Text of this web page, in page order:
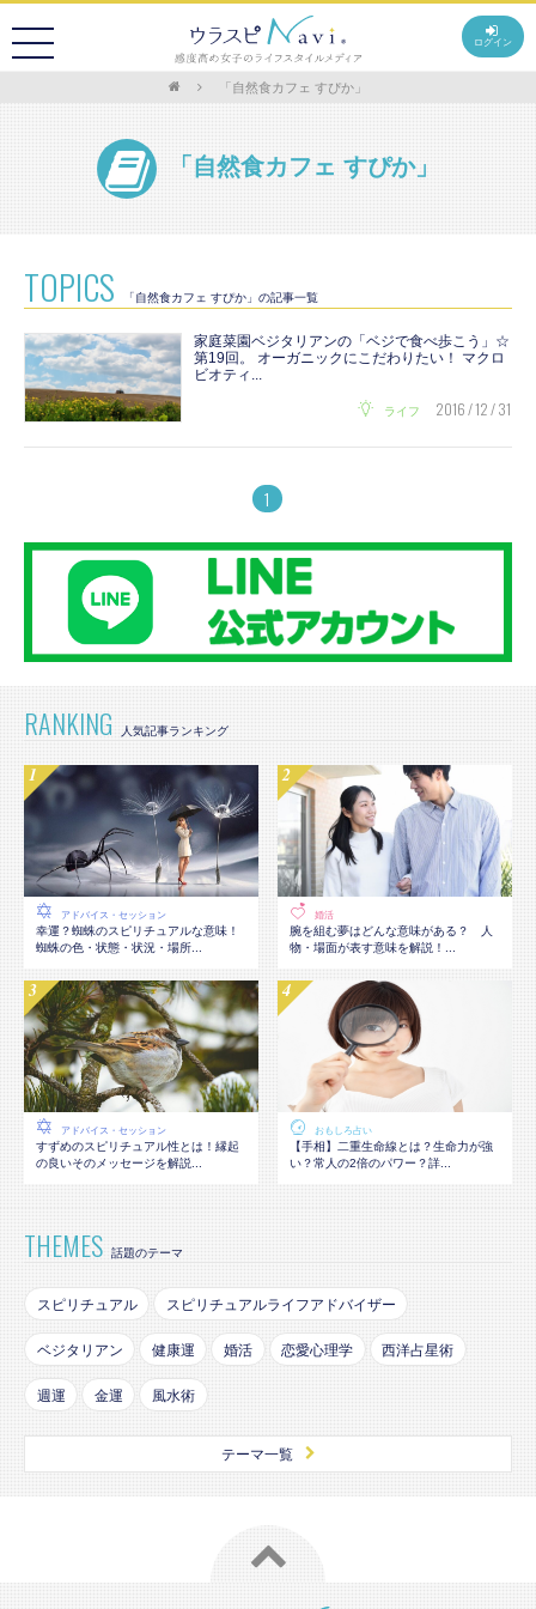
ログイン
「自然食カフェ すぴか」
「自然食カフェ すぴか」
TOPICS 「自然食カフェ すぴか」の記事一覧
家庭菜園ベジタリアンの「ベジで食べ歩こう」☆
第19回。 オーガニックにこだわりたい！ マクロ
ビオティ...
ライフ 2016 / 12 / 31
1
RANKING
アドバイス・セッション
幸運？蜘蛛のスピリチュアルな意味！
蜘蛛の色・状態・状況・場所...
婚活
腕を組む夢はどんな意味がある？ 人
物・場面が表す意味を解説！...
アドバイス・セッション
すずめのスピリチュアル性とは！縁起
の良いそのメッセージを解説...
おもしろ占い
【手相】二重生命線とは？生命力が強
い？常人の2倍のパワー？詳...
THEMES 話題のテーマ
スピリチュアル スピリチュアルライフアドバイザー
ベジタリアン 健康運 婚活 恋愛心理学 西洋占星術
週運 金運 風水術
テーマ一覧